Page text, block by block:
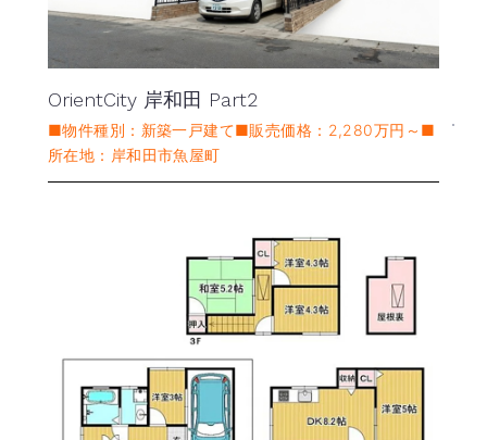
OrientCity 岸和田 Part2
■物件種別：新築一戸建て■販売価格：2,280万円～■
所在地：岸和田市魚屋町